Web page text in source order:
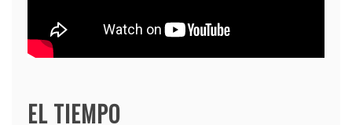
EL TIEMPO